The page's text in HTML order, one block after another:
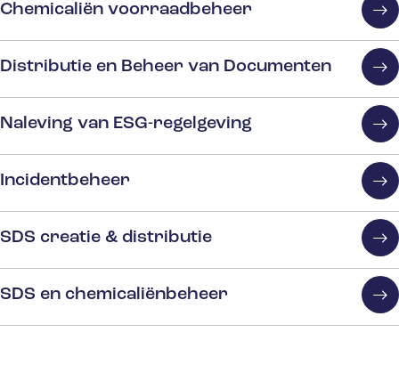
Chemicaliën voorraadbeheer
Distributie en Beheer van Documenten
Naleving van ESG-regelgeving
Incidentbeheer
SDS creatie & distributie
SDS en chemicaliënbeheer